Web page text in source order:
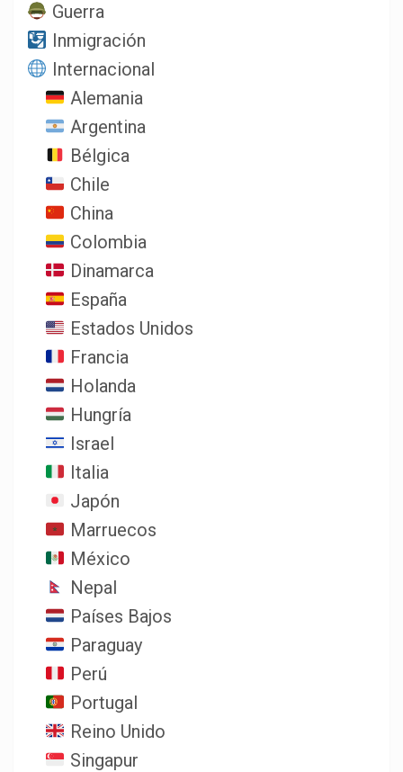
Guerra
Inmigración
Internacional
Alemania
Argentina
Bélgica
Chile
China
Colombia
Dinamarca
España
Estados Unidos
Francia
Holanda
Hungría
Israel
Italia
Japón
Marruecos
México
Nepal
Países Bajos
Paraguay
Perú
Portugal
Reino Unido
Singapur